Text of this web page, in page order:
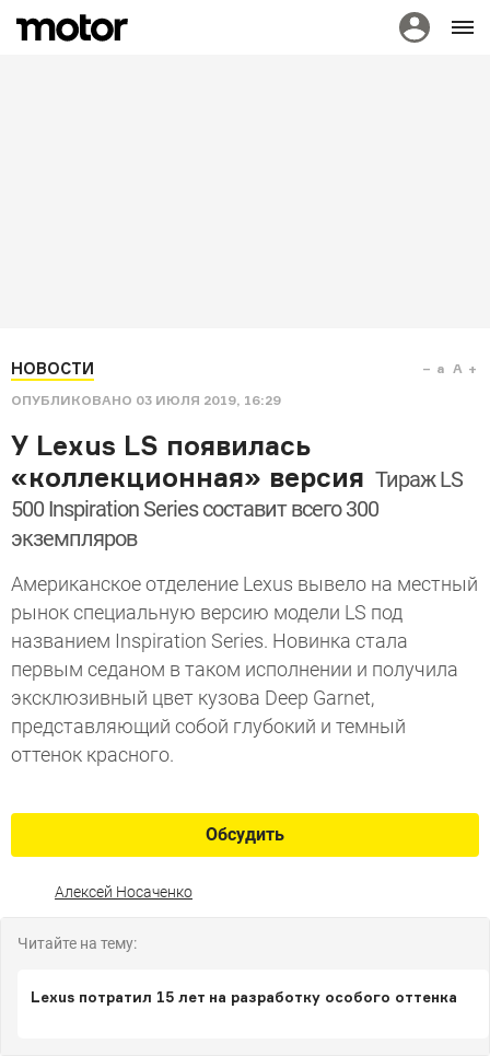
НОВОСТИ
ОПУБЛИКОВАНО 03 ИЮЛЯ 2019, 16:29
a A
У Lexus LS появилась
«коллекционная» версия Тираж LS
500 Inspiration Series составит всего 300
экземпляров
Американское отделение Lexus вывело на местный
рынок специальную версию модели LS под
названием Inspiration Series. Новинка стала
первым седаном в таком исполнении и получила
эксклюзивный цвет кузова Deep Garnet,
представляющий собой глубокий и темный
оттенок красного.
Обсудить
Алексей Носаченко
Читайте на тему:
Lexus потратил 15 лет на разработку особого оттенка